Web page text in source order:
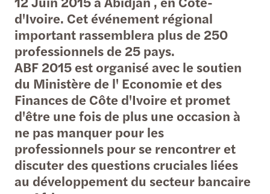
d'Ivoire. Cet événement régional
important rassemblera plus de 250
professionnels de 25 pays.
ABF 2015 est organisé avec le soutien
du Ministère de l' Economie et des
Finances de Côte d'Ivoire et promet
d'être une fois de plus une occasion à
ne pas manquer pour les
professionnels pour se rencontrer et
discuter des questions cruciales liées
au développement du secteur bancaire